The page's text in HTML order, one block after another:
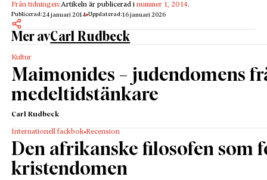
Från tidningen:Artikeln är publicerad inummer 1, 2014.
Publicerad:24 januari 2014 Uppdaterad:16 januari 2026
Mer avCarl Rudbeck
Kultur
Maimonides – judendomens
medeltidstänkare
Carl Rudbeck
Internationell fackbok Recension
Den afrikanske filosofen som
kristendomen